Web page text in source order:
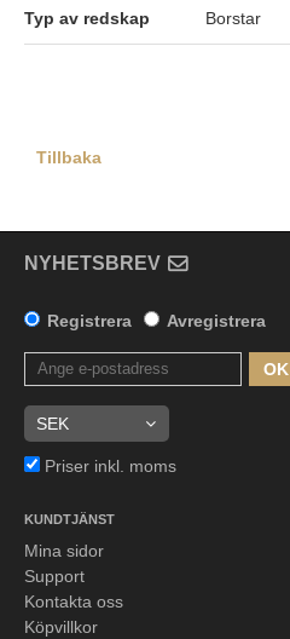
Typ av redskap Borstar
Tillbaka
NYHETSBREV
Registrera Avregistrera
OK
Priser inkl. moms
KUNDTJÄNST
Mina sidor
Support
Kontakta oss
Köpvillkor